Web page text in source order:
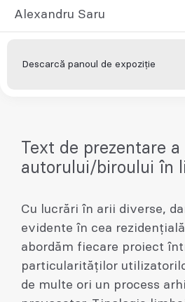
Alexandru Saru
Descarcă panoul de expoziție
Text de prezentare a
autorului/biroului în
Cu lucrări în arii diverse,
evidente în cea
abordăm fiecare proiect
particularităților
de multe ori un process